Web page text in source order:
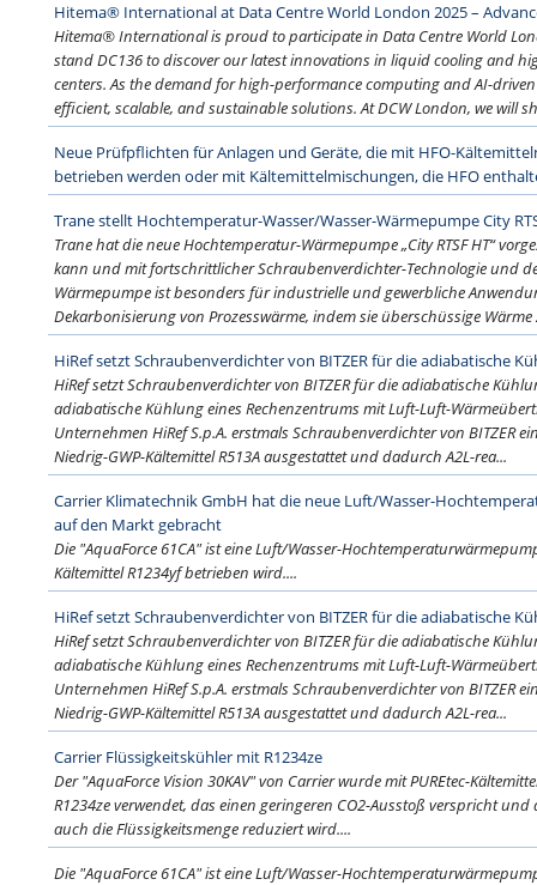
Hitema® International at Data Centre World London 2025 –
Hitema® International is proud to participate in Data Centre World
stand DC136 to discover our latest innovations in liquid cooling and
centers. As the demand for high-performance computing and AI-
efficient, scalable, and sustainable solutions. At DCW London, we will
Neue Prüfpflichten für Anlagen und Geräte, die mit HFO-
betrieben werden oder mit Kältemittelmischungen, die HFO
Trane stellt Hochtemperatur-Wasser/Wasser-Wärmepumpe City
Trane hat die neue Hochtemperatur-Wärmepumpe „City RTSF HT“
kann und mit fortschrittlicher Schraubenverdichter-Technologie und
Wärmepumpe ist besonders für industrielle und gewerbliche
Dekarbonisierung von Prozesswärme, indem sie überschüssige Wärme
HiRef setzt Schraubenverdichter von BITZER für die adiabatische
HiRef setzt Schraubenverdichter von BITZER für die adiabatische
adiabatische Kühlung eines Rechenzentrums mit Luft-Luft-
Unternehmen HiRef S.p.A. erstmals Schraubenverdichter von BITZER
Niedrig-GWP-Kältemittel R513A ausgestattet und dadurch A2L-rea...
Carrier Klimatechnik GmbH hat die neue Luft/Wasser-
auf den Markt gebracht
Die "AquaForce 61CA" ist eine Luft/Wasser-
Kältemittel R1234yf betrieben wird....
HiRef setzt Schraubenverdichter von BITZER für die adiabatische
HiRef setzt Schraubenverdichter von BITZER für die adiabatische
adiabatische Kühlung eines Rechenzentrums mit Luft-Luft-
Unternehmen HiRef S.p.A. erstmals Schraubenverdichter von BITZER
Niedrig-GWP-Kältemittel R513A ausgestattet und dadurch A2L-rea...
Carrier Flüssigkeitskühler mit R1234ze
Der "AquaForce Vision 30KAV" von Carrier wurde mit PUREtec-
R1234ze verwendet, das einen geringeren CO2-Ausstoß verspricht
auch die Flüssigkeitsmenge reduziert wird....
Die "AquaForce 61CA" ist eine Luft/Wasser-